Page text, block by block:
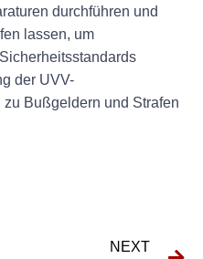
durchführen und
lassen, um
der UVV-
Bußgeldern und Strafen
NEXT